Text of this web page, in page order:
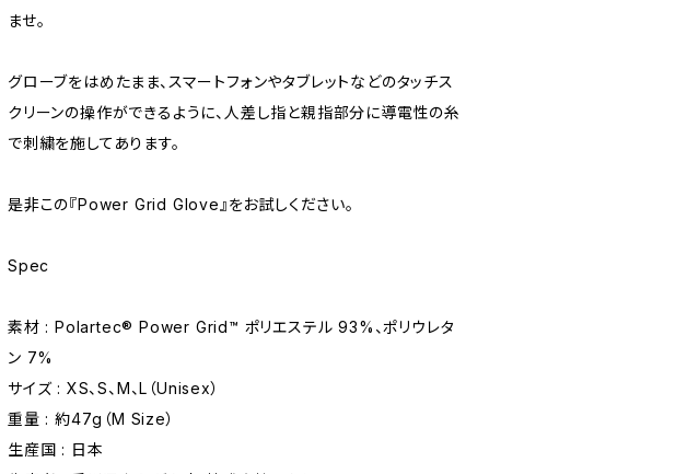
ませ。
グローブをはめたまま、スマートフォンやタブレットなどのタッチス
クリーンの操作ができるように、人差し指と親指部分に導電性の糸
で刺繍を施してあります。
是非この『Power Grid Glove』をお試しください。
Spec
素材 : Polartec® Power Grid™ ポリエステル 93%、ポリウレタ
ン 7%
サイズ : XS、S、M、L（Unisex）
重量 : 約47g（M Size）
生産国 : 日本